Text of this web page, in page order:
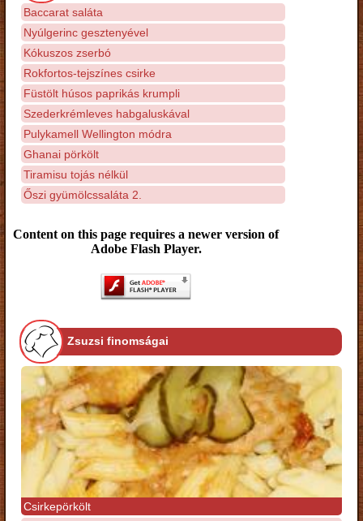
Baccarat saláta
Nyúlgerinc gesztenyével
Kókuszos zserbó
Rokfortos-tejszínes csirke
Füstölt húsos paprikás krumpli
Szederkrémleves habgaluskával
Pulykamell Wellington módra
Ghanai pörkölt
Tiramisu tojás nélkül
Őszi gyümölcssaláta 2.
Content on this page requires a newer version of
Adobe Flash Player.
Zsuzsi finomságai
Csirkepörkölt